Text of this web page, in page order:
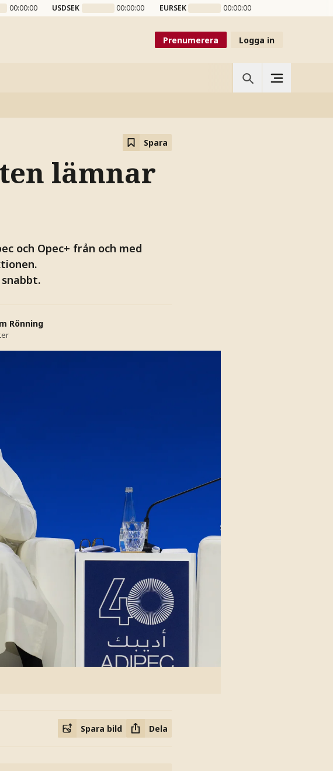
00:00:00 USDSEK 00:00:00 EURSEK 00:00:00
Prenumerera Logga in
Spara
lämnar
och Opec+ från och med
Rönning
Spara bild Dela